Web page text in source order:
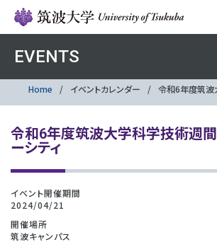
EVENTS
Home イベントカレンダー 令和6年度筑波
令和6年度筑波大学科学技術週間
ーシティ
イベント開催期間
2024/04/21
開催場所
筑波キャンパス